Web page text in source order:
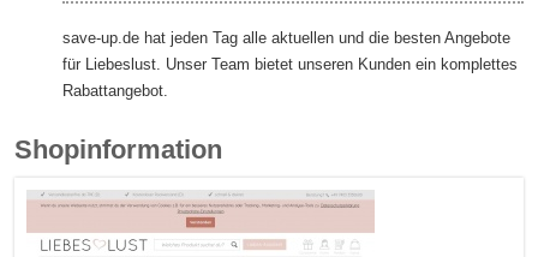
save-up.de hat jeden Tag alle aktuellen und die besten Angebote
für Liebeslust. Unser Team bietet unseren Kunden ein komplettes
Rabattangebot.
Shopinformation